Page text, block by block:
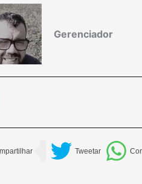
Gerenciador